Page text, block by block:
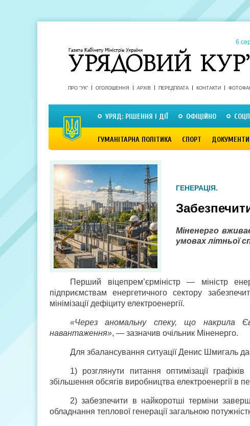
6
ПРО "УК" ОГОЛОШЕННЯ АРХІВ ПЕРЕДПЛАТА КОНТАКТИ
УРЯД: РІШЕННЯ І ДІЇ ОФІЦІЙНО
ГУМАНІТАРНА ПОЛІТИКА СПОРТ ДОКУМЕНТИ
ГЕНЕРАЦІЯ.
Міненерго
умовах літньої
Перший віцепрем’єр­міністр — міністр
підприємствам енергетичного сектору
мінімізації дефіциту електроенергії.
«Через аномальну спеку, що накрила
навантаження», — зазначив очільник Міненерго.
Для збалансування ситуації Денис Шмигаль
1) розглянути питання оптимізації
збільшення обсягів виробництва електроенергії в
2) забезпечити в найкоротші терміни
обладнання теплової генерації загальною